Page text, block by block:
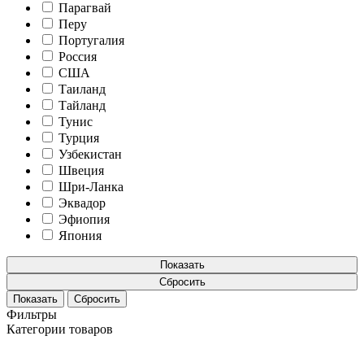
Парагвай
Перу
Португалия
Россия
США
Таиланд
Тайланд
Тунис
Турция
Узбекистан
Швеция
Шри-Ланка
Эквадор
Эфиопия
Япония
Показать Сбросить
Фильтры
Категории товаров